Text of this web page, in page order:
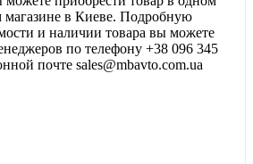
в Киеве. Подробную
и наличии товара вы можете
по телефону +38 096 345
почте sales@mbavto.com.ua